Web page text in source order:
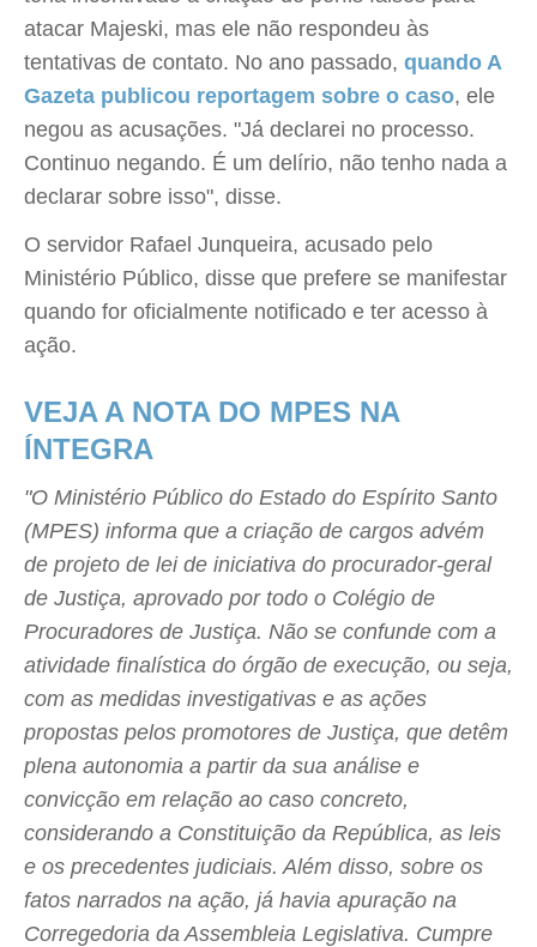
atacar Majeski, mas ele não respondeu às
tentativas de contato. No ano passado, quando A
Gazeta publicou reportagem sobre o caso, ele
negou as acusações. "Já declarei no processo.
Continuo negando. É um delírio, não tenho nada a
declarar sobre isso", disse.
O servidor Rafael Junqueira, acusado pelo
Ministério Público, disse que prefere se manifestar
quando for oficialmente notificado e ter acesso à
ação.
VEJA A NOTA DO MPES NA
ÍNTEGRA
"O Ministério Público do Estado do Espírito Santo
(MPES) informa que a criação de cargos advém
de projeto de lei de iniciativa do procurador-geral
de Justiça, aprovado por todo o Colégio de
Procuradores de Justiça. Não se confunde com a
atividade finalística do órgão de execução, ou seja,
com as medidas investigativas e as ações
propostas pelos promotores de Justiça, que detêm
plena autonomia a partir da sua análise e
convicção em relação ao caso concreto,
considerando a Constituição da República, as leis
e os precedentes judiciais. Além disso, sobre os
fatos narrados na ação, já havia apuração na
Corregedoria da Assembleia Legislativa. Cumpre